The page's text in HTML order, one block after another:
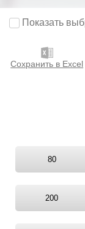
Показать
Сохранить в Excel
80
200